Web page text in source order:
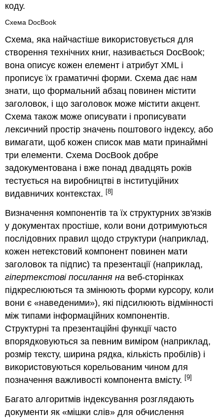
коду.
Схема DocBook
Схема, яка найчастіше використовується для
створення технічних книг, називається DocBook;
вона описує кожен елемент і атрибут XML і
прописує їх граматичні форми. Схема дає нам
знати, що формальний абзац повинен містити
заголовок, і що заголовок може містити акцент.
Схема також може описувати і прописувати
лексичний простір значень поштового індексу, або
вимагати, щоб кожен список мав мати принаймні
три елементи. Схема DocBook добре
задокументована і вже понад двадцять років
тестується на виробництві в інституційних
видавничих контекстах. [8]
Визначення компонентів та їх структурних зв'язків
у документах простіше, коли вони дотримуються
послідовних правил щодо структури (наприклад,
кожен нетекстовий компонент повинен мати
заголовок та підпис) та презентації (наприклад,
гіпертекстові посилання на веб-сторінках
підкреслюються та змінюють форми курсору, коли
вони є «наведеними»), які підсилюють відмінності
між типами інформаційних компонентів.
Структурні та презентаційні функції часто
впорядковуються за певним виміром (наприклад,
розмір тексту, ширина рядка, кількість пробілів) і
використовуються корельованим чином для
позначення важливості компонента вмісту. [9]
Багато алгоритмів індексування розглядають
документи як «мішки слів» для обчислення